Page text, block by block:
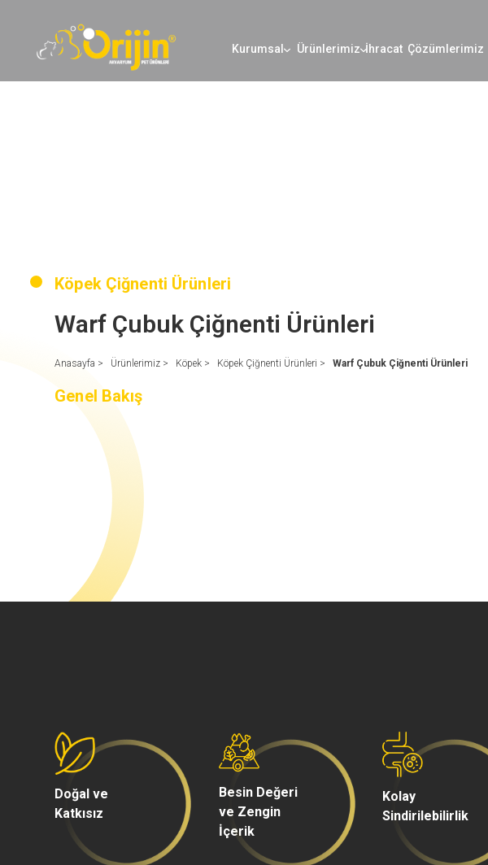
Kurumsal Ürünlerimiz İhracat Çözümlerimiz
Köpek Çiğnenti Ürünleri
Warf Çubuk Çiğnenti Ürünleri
Anasayfa > Ürünlerimiz > Köpek > Köpek Çiğnenti Ürünleri > Warf Çubuk Çiğnenti Ürünleri
Genel Bakış
Doğal ve
Katkısız
Besin Değeri
ve Zengin
İçerik
Kolay
Sindirilebilirlik